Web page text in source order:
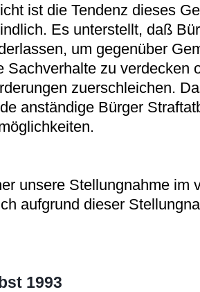
ist die Tendenz dieses
Es unterstellt, daß
um gegenüber
Sachverhalte zu verdecken
zuerschleichen.
anständige Bürger
unsere Stellungnahme im
aufgrund dieser
1993